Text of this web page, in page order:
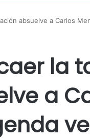
absuelve a Carlos
la
a